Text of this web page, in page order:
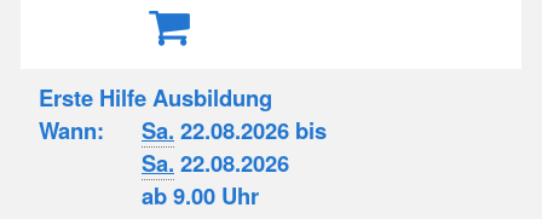
Erste Hilfe Ausbildung
Wann:
Sa. 22.08.2026 bis
Sa. 22.08.2026
ab 9.00 Uhr